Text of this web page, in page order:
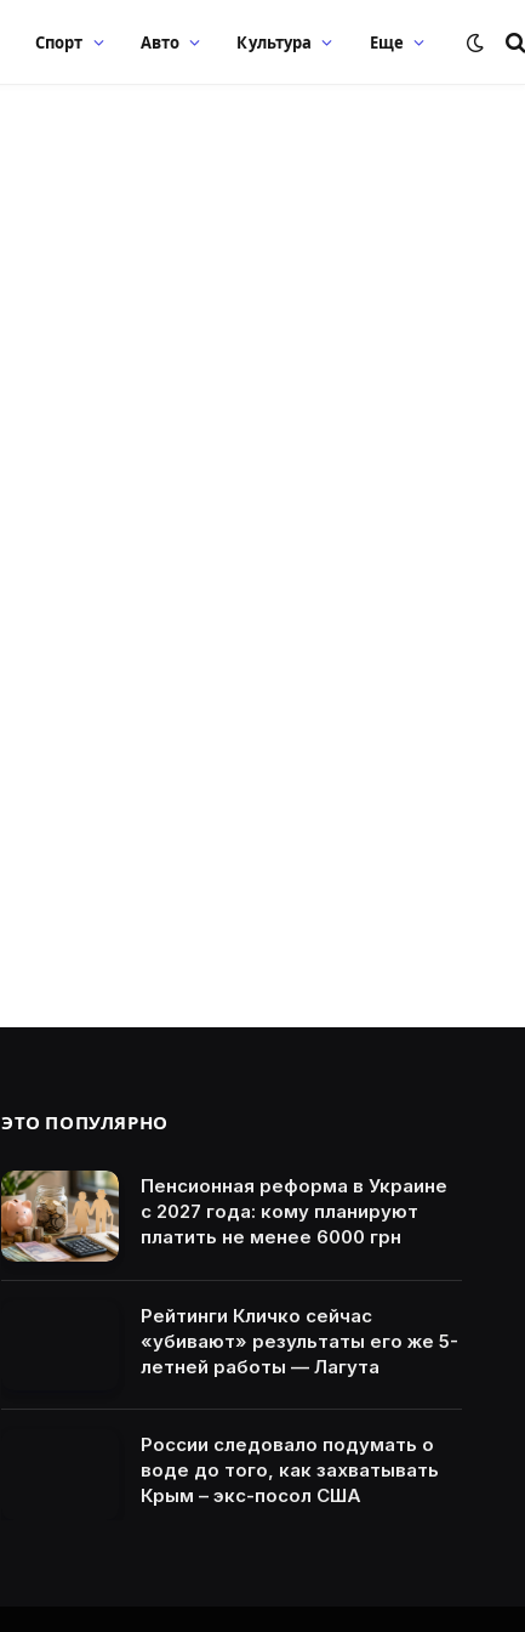
Спорт Авто Культура Еще
ЭТО ПОПУЛЯРНО
Пенсионная реформа в Украине
с 2027 года: кому планируют
платить не менее 6000 грн
Рейтинги Кличко сейчас
«убивают» результаты его же 5-
летней работы — Лагута
России следовало подумать о
воде до того, как захватывать
Крым – экс-посол США